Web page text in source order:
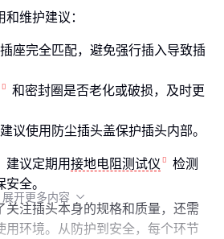
维护建议：
座完全匹配，避免强行插入导致插
和密封圈是否老化或破损，及时更
议使用防尘插头盖保护插头内部。
建议定期用接地电阻测试仪
检测
全。
关注插头本身的规格和质量，还需
用环境。从防护到安全，每个环节
展开更多内容 